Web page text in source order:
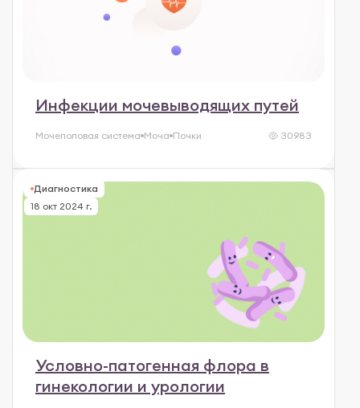
Инфекции мочевыводящих путей
Мочеполовая система Моча Почки 30983
Диагностика
18 окт 2024 г.
Условно-патогенная флора в
гинекологии и урологии